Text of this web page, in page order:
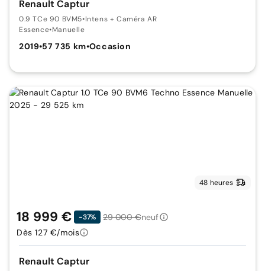
Renault Captur
0.9 TCe 90 BVM5•Intens + Caméra AR
Essence•Manuelle
2019•57 735 km•Occasion
48 heures
Renault Captur
18 999 € -37% 29 000 €neuf
Dès 127 €/mois